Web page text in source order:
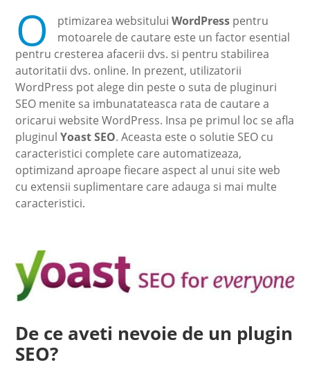
O ptimizarea websituluiWordPress pentru
motoarele de cautare este un factor esential
pentru cresterea afacerii dvs. si pentru stabilirea
autoritatii dvs. online. In prezent, utilizatorii
WordPress pot alege din peste o suta de pluginuri
SEO menite sa imbunatateasca rata de cautare a
oricarui website WordPress. Insa pe primul loc se afla
pluginulYoast SEO. Aceasta este o solutie SEO cu
caracteristici complete care automatizeaza,
optimizand aproape fiecare aspect al unui site web
cu extensii suplimentare care adauga si mai multe
caracteristici.
De ce aveti nevoie de un plugin
SEO?